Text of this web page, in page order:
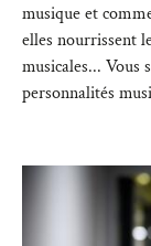
musique et
elles nourrissent
musicales... Vous
personnalités